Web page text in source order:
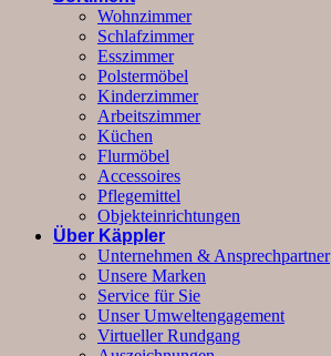
Wohnzimmer
Schlafzimmer
Esszimmer
Polstermöbel
Kinderzimmer
Arbeitszimmer
Küchen
Flurmöbel
Accessoires
Pflegemittel
Objekteinrichtungen
Über Käppler
Unternehmen & Ansprechpartner
Unsere Marken
Service für Sie
Unser Umweltengagement
Virtueller Rundgang